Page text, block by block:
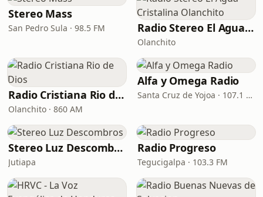
Stereo Mass
San Pedro Sula · 98.5 FM Radio Stereo El Agua Cristalina Olanchito
Olanchito
Radio Cristiana Rio de Dios
Olanchito · 860 AM
Alfa y Omega Radio
Santa Cruz de Yojoa · 107.1 FM
Stereo Luz Descombros
Jutiapa
Radio Progreso
Tegucigalpa · 103.3 FM